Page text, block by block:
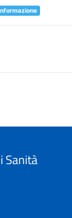
Sanità